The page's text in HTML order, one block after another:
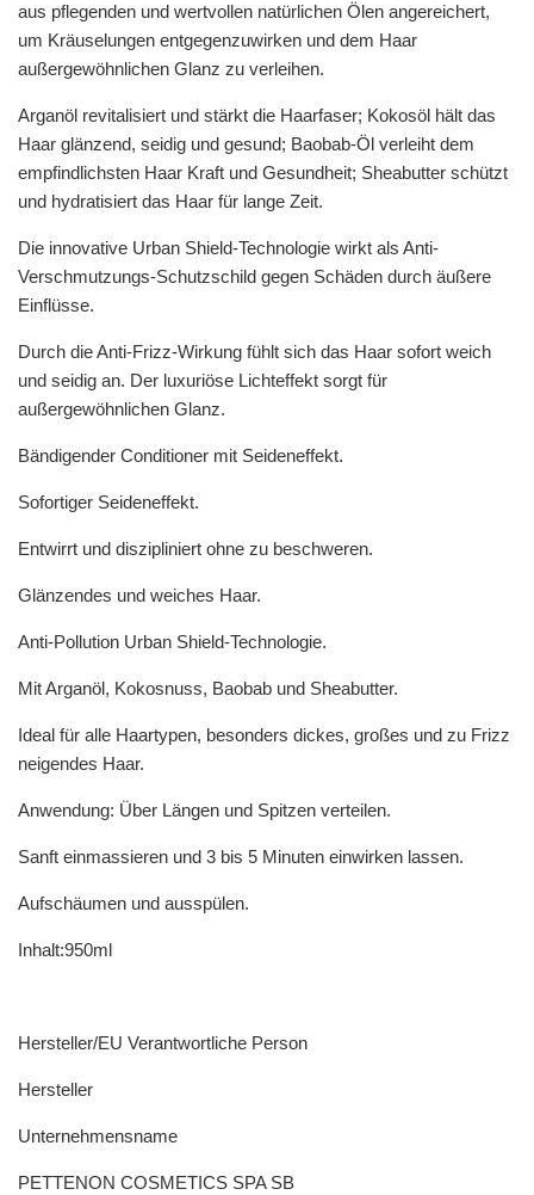
aus pflegenden und wertvollen natürlichen Ölen angereichert,
um Kräuselungen entgegenzuwirken und dem Haar
außergewöhnlichen Glanz zu verleihen.
Arganöl revitalisiert und stärkt die Haarfaser; Kokosöl hält das
Haar glänzend, seidig und gesund; Baobab-Öl verleiht dem
empfindlichsten Haar Kraft und Gesundheit; Sheabutter schützt
und hydratisiert das Haar für lange Zeit.
Die innovative Urban Shield-Technologie wirkt als Anti-
Verschmutzungs-Schutzschild gegen Schäden durch äußere
Einflüsse.
Durch die Anti-Frizz-Wirkung fühlt sich das Haar sofort weich
und seidig an. Der luxuriöse Lichteffekt sorgt für
außergewöhnlichen Glanz.
Bändigender Conditioner mit Seideneffekt.
Sofortiger Seideneffekt.
Entwirrt und diszipliniert ohne zu beschweren.
Glänzendes und weiches Haar.
Anti-Pollution Urban Shield-Technologie.
Mit Arganöl, Kokosnuss, Baobab und Sheabutter.
Ideal für alle Haartypen, besonders dickes, großes und zu Frizz
neigendes Haar.
Anwendung: Über Längen und Spitzen verteilen.
Sanft einmassieren und 3 bis 5 Minuten einwirken lassen.
Aufschäumen und ausspülen.
Inhalt:950ml
Hersteller/EU Verantwortliche Person
Hersteller
Unternehmensname
PETTENON COSMETICS SPA SB